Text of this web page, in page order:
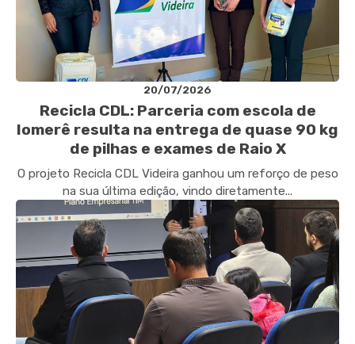
20/07/2026
Recicla CDL: Parceria com escola de
Iomerê resulta na entrega de quase 90 kg
de pilhas e exames de Raio X
O projeto Recicla CDL Videira ganhou um reforço de peso
na sua última edição, vindo diretamente...